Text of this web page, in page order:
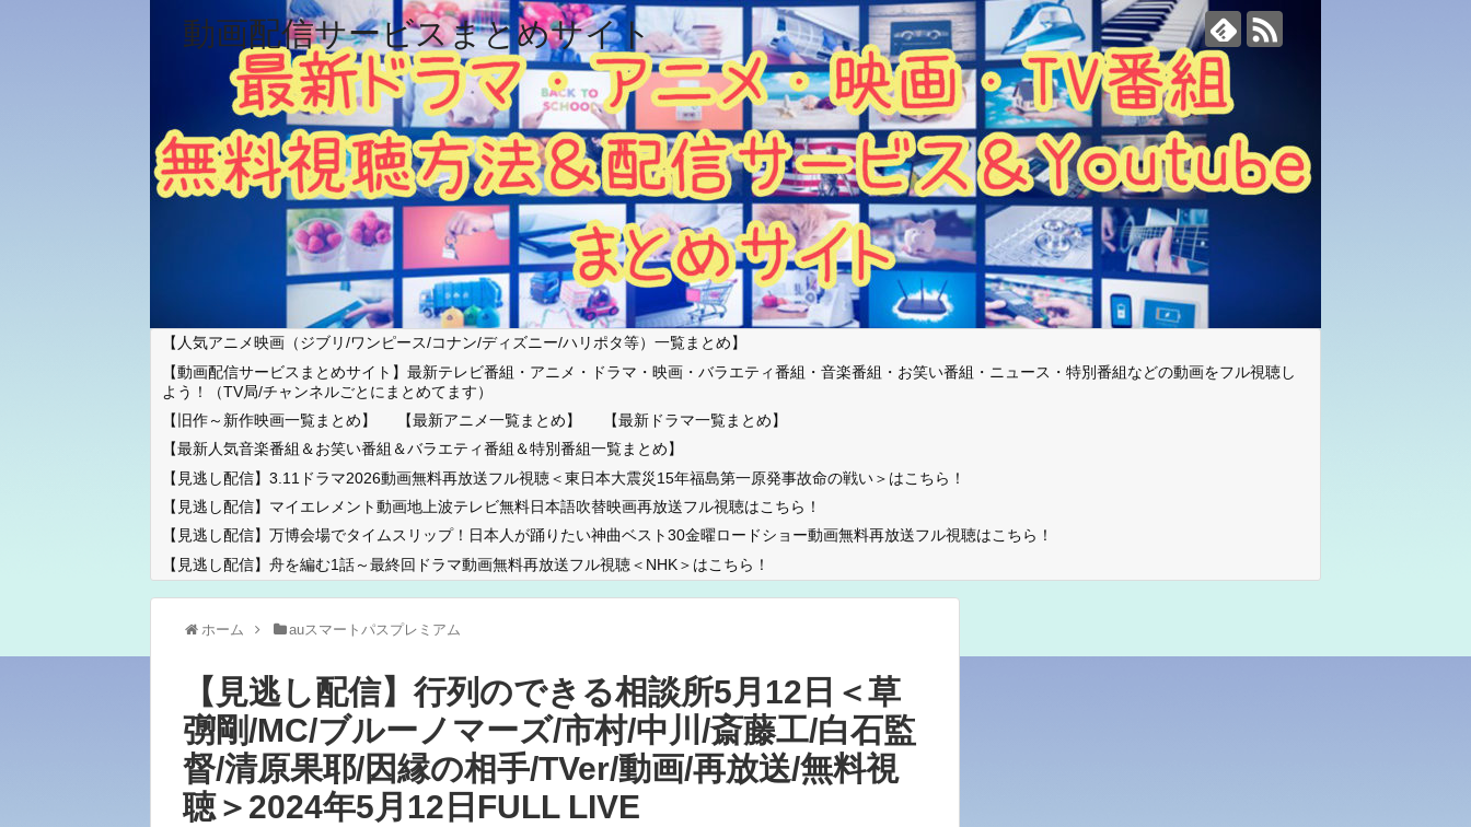
動画配信サービスまとめサイト
【人気アニメ映画（ジブリ/ワンピース/コナン/ディズニー/ハリポタ等）一覧まとめ】
【動画配信サービスまとめサイト】最新テレビ番組・アニメ・ドラマ・映画・バラエティ番組・音楽番組・お笑い番組・ニュース・特別番組などの動画をフル視聴し
よう！（TV局/チャンネルごとにまとめてます）
【旧作～新作映画一覧まとめ】
【最新アニメ一覧まとめ】
【最新ドラマ一覧まとめ】
【最新人気音楽番組＆お笑い番組＆バラエティ番組＆特別番組一覧まとめ】
【見逃し配信】3.11ドラマ2026動画無料再放送フル視聴＜東日本大震災15年福島第一原発事故命の戦い＞はこちら！
【見逃し配信】マイエレメント動画地上波テレビ無料日本語吹替映画再放送フル視聴はこちら！
【見逃し配信】万博会場でタイムスリップ！日本人が踊りたい神曲ベスト30金曜ロードショー動画無料再放送フル視聴はこちら！
【見逃し配信】舟を編む1話～最終回ドラマ動画無料再放送フル視聴＜NHK＞はこちら！
ホーム auスマートパスプレミアム
【見逃し配信】行列のできる相談所5月12日＜草
彅剛/MC/ブルーノマーズ/市村/中川/斎藤工/白石監
督/清原果耶/因縁の相手/TVer/動画/再放送/無料視
聴＞2024年5月12日FULL LIVE